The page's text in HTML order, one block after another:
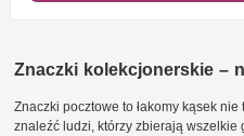
Znaczki kolekcjonerskie –
Znaczki pocztowe to łakomy kąsek
znaleźć ludzi, którzy zbierają